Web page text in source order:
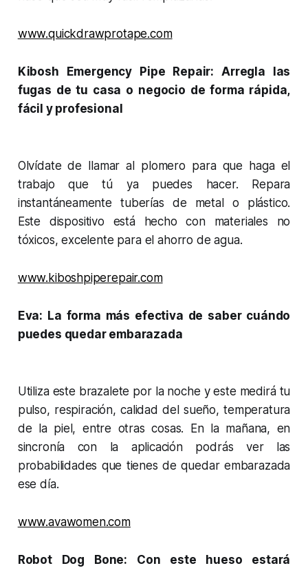
www.quickdrawprotape.com
Kibosh Emergency Pipe Repair: Arregla las
fugas de tu casa o negocio de forma rápida,
fácil y profesional
Olvídate de llamar al plomero para que haga el
trabajo que tú ya puedes hacer. Repara
instantáneamente tuberías de metal o plástico.
Este dispositivo está hecho con materiales no
tóxicos, excelente para el ahorro de agua.
www.kiboshpiperepair.com
Eva: La forma más efectiva de saber cuándo
puedes quedar embarazada
Utiliza este brazalete por la noche y este medirá tu
pulso, respiración, calidad del sueño, temperatura
de la piel, entre otras cosas. En la mañana, en
sincronía con la aplicación podrás ver las
probabilidades que tienes de quedar embarazada
ese día.
www.avawomen.com
Robot Dog Bone: Con este hueso estará